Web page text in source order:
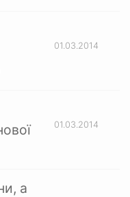
01.03.2014
01.03.2014
а